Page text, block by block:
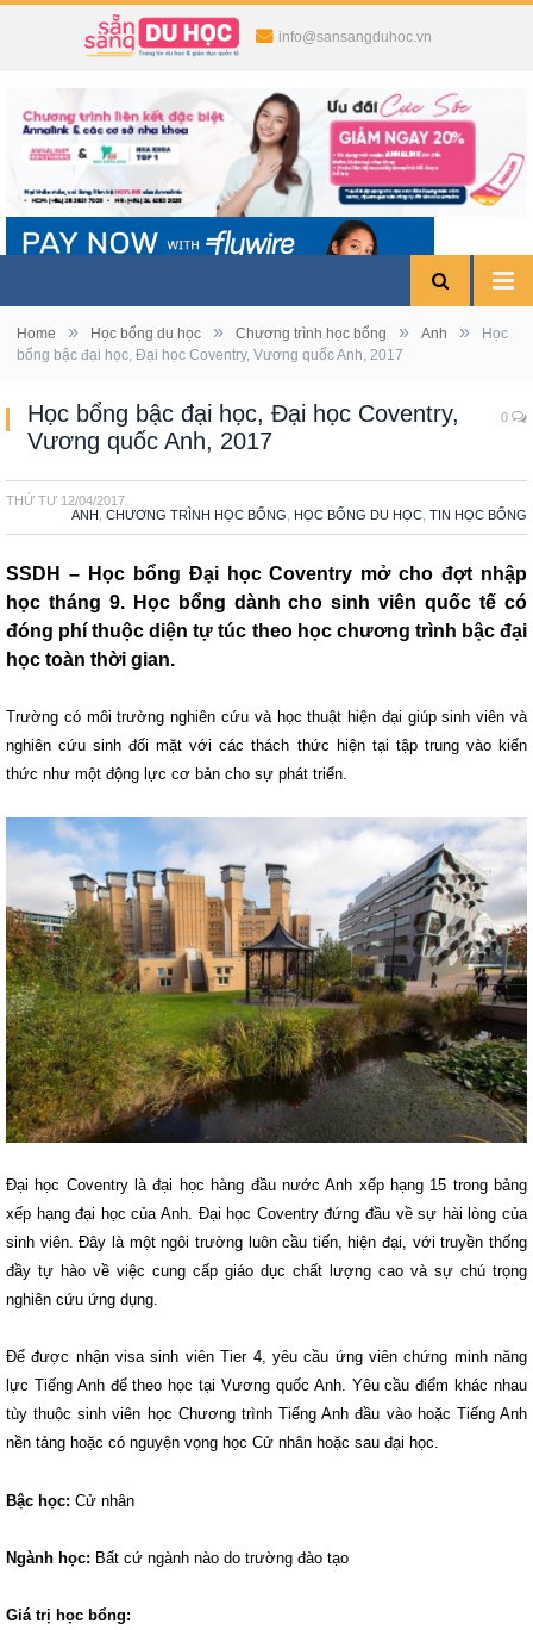
info@sansangduhoc.vn
Home » Học bổng du học » Chương trình học bổng » Anh »
Học
bổng bậc đại học, Đại học Coventry, Vương quốc Anh, 2017
Học bổng bậc đại học, Đại học Coventry,
Vương quốc Anh, 2017
0
THỨ TƯ 12/04/2017
ANH CHƯƠNG TRÌNH HỌC BỔNG HỌC BỔNG DU HỌC TIN HỌC BỔNG
SSDH – Học bổng Đại học Coventry mở cho đợt nhập
học tháng 9. Học bổng dành cho sinh viên quốc tế có
đóng phí thuộc diện tự túc theo học chương trình bậc đại
học toàn thời gian.
Trường có môi trường nghiên cứu và học thuật hiện đại giúp sinh viên và
nghiên cứu sinh đối mặt với các thách thức hiện tại tập trung vào kiến
thức như một động lực cơ bản cho sự phát triển.
Đại học Coventry là đại học hàng đầu nước Anh xếp hạng 15 trong bảng
xếp hạng đại học của Anh. Đại học Coventry đứng đầu về sự hài lòng của
sinh viên. Đây là một ngôi trường luôn cầu tiến, hiện đại, với truyền thống
đầy tự hào về việc cung cấp giáo dục chất lượng cao và sự chú trọng
nghiên cứu ứng dụng.
Để được nhận visa sinh viên Tier 4, yêu cầu ứng viên chứng minh năng
lực Tiếng Anh để theo học tại Vương quốc Anh. Yêu cầu điểm khác nhau
tùy thuộc sinh viên học Chương trình Tiếng Anh đầu vào hoặc Tiếng Anh
nền tảng hoặc có nguyện vọng học Cử nhân hoặc sau đại học.
Bậc học: Cử nhân
Ngành học: Bất cứ ngành nào do trường đào tạo
Giá trị học bổng: